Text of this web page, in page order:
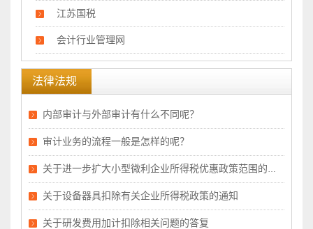
江苏国税
会计行业管理网
法律法规
内部审计与外部审计有什么不同呢？
审计业务的流程一般是怎样的呢？
关于设备器具扣除有关企业所得税政策的通知
关于研发费用加计扣除相关问题的答复